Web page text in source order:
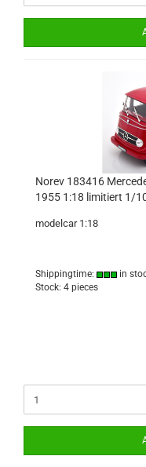
Norev 183416
1955 1:18 limitiert 1/
modelcar 1:18
Shippingtime: in
Stock: 4 pieces